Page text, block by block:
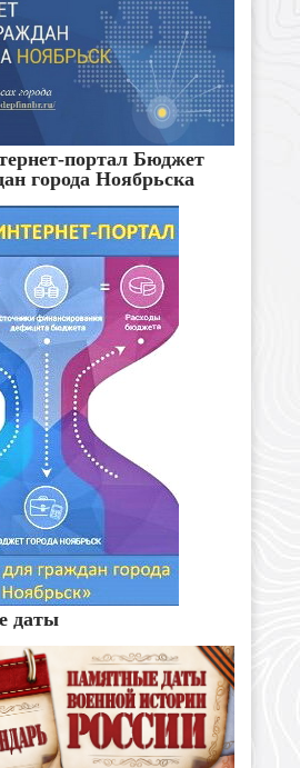
портал Бюджет
города Ноябрьска
даты